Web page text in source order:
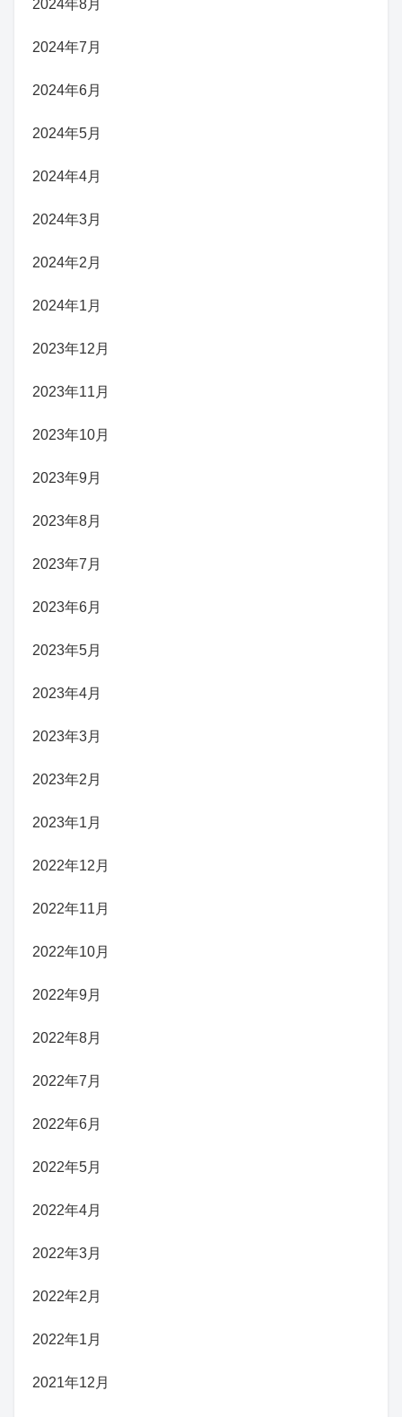
2024年8月
2024年7月
2024年6月
2024年5月
2024年4月
2024年3月
2024年2月
2024年1月
2023年12月
2023年11月
2023年10月
2023年9月
2023年8月
2023年7月
2023年6月
2023年5月
2023年4月
2023年3月
2023年2月
2023年1月
2022年12月
2022年11月
2022年10月
2022年9月
2022年8月
2022年7月
2022年6月
2022年5月
2022年4月
2022年3月
2022年2月
2022年1月
2021年12月